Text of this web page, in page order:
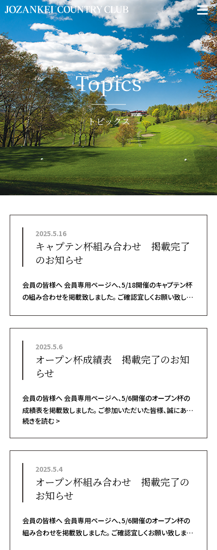
Topics
トピックス
2025.5.16
キャプテン杯組み合わせ 掲載完了
のお知らせ
会員の皆様へ 会員専用ページへ、5/18開催のキャプテン杯
の組み合わせを掲載致しました。 ご確認宜しくお願い致しま
2025.5.6
オープン杯成績表 掲載完了のお知
らせ
会員の皆様へ 会員専用ページへ、5/6開催のオープン杯の
成績表を掲載致しました。 ご参加いただいた皆様、誠にあり
がとうございました。 ご確認宜しくお願い致します...
続きを読む >
2025.5.4
オープン杯組み合わせ 掲載完了の
お知らせ
会員の皆様へ 会員専用ページへ、5/6開催のオープン杯の
組み合わせを掲載致しました。 ご確認宜しくお願い致しま